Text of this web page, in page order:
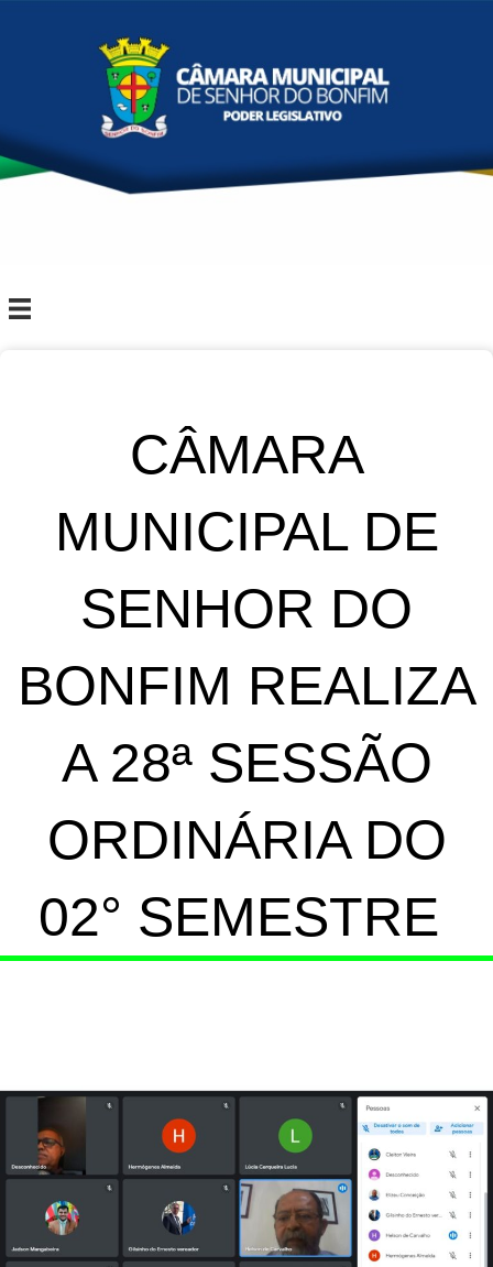
CÂMARA
MUNICIPAL DE
SENHOR DO
BONFIM REALIZA
A 28ª SESSÃO
ORDINÁRIA DO
02° SEMESTRE